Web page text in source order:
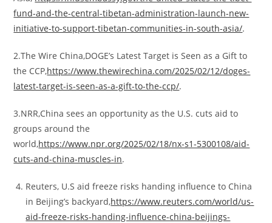
fund-and-the-central-tibetan-administration-launch-new-
initiative-to-support-tibetan-communities-in-south-asia/.
2.The Wire China,DOGE’s Latest Target is Seen as a Gift to
the CCP,https://www.thewirechina.com/2025/02/12/doges-
latest-target-is-seen-as-a-gift-to-the-ccp/.
3.NRR,China sees an opportunity as the U.S. cuts aid to
groups around the
world,https://www.npr.org/2025/02/18/nx-s1-5300108/aid-
cuts-and-china-muscles-in.
Reuters, U.S aid freeze risks handing influence to China
in Beijing’s backyard,https://www.reuters.com/world/us-
aid-freeze-risks-handing-influence-china-beijings-